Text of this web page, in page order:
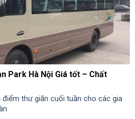
Park Hà Nội Giá tốt – Chất
điểm thư giãn cuối tuần cho các gia